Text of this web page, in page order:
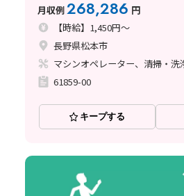
月収例268,286 円
【時給】1,450円～
長野県松本市
マシンオペレーター、清掃・洗
61859-00
キープする